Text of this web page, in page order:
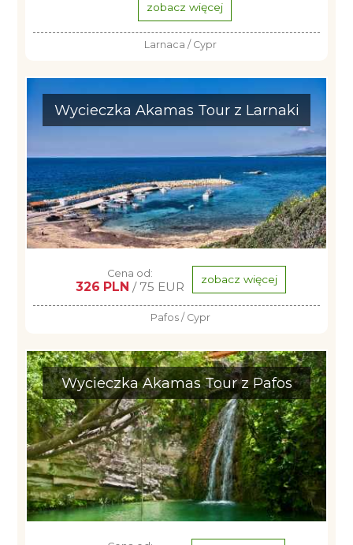
zobacz więcej
Larnaca / Cypr
Wycieczka Akamas Tour z Larnaki
Cena od:
326 PLN / 75 EUR zobacz więcej
Pafos / Cypr
Wycieczka Akamas Tour z Pafos